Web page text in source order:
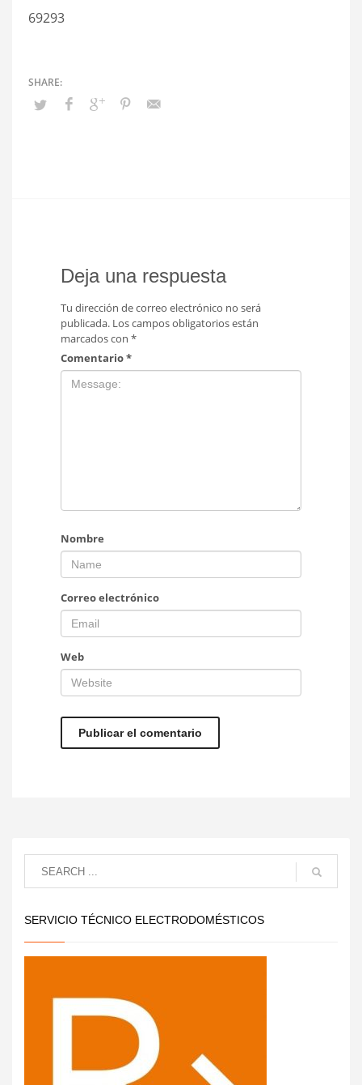
69293
Deja una respuesta
Tu dirección de correo electrónico no será
publicada. Los campos obligatorios están
marcados con *
Comentario*
Nombre
Correo electrónico
Web
SERVICIO TÉCNICO ELECTRODOMÉSTICOS